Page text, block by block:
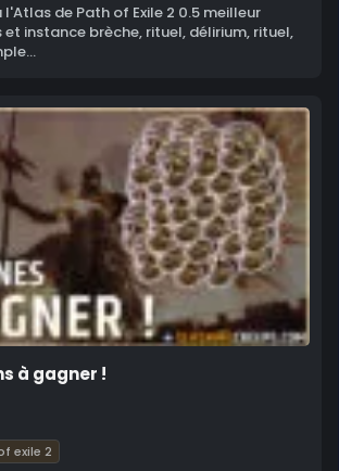
l'Atlas de Path of Exile 2 0.5 meilleur
et instance brèche, rituel, délirium, rituel,
à gagner !
exile 2